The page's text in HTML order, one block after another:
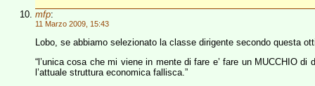
mfp:
11 Marzo 2009, 15:43
Lobo, se abbiamo selezionato la classe dirigente secondo questa
“l’unica cosa che mi viene in mente di fare e’ fare un MUCCHIO
l’attuale struttura economica fallisca.”